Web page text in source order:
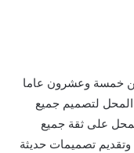
خمسة وعشرون عاما
لتصميم جميع
على ثقة جميع
وتقديم تصميمات حديثة